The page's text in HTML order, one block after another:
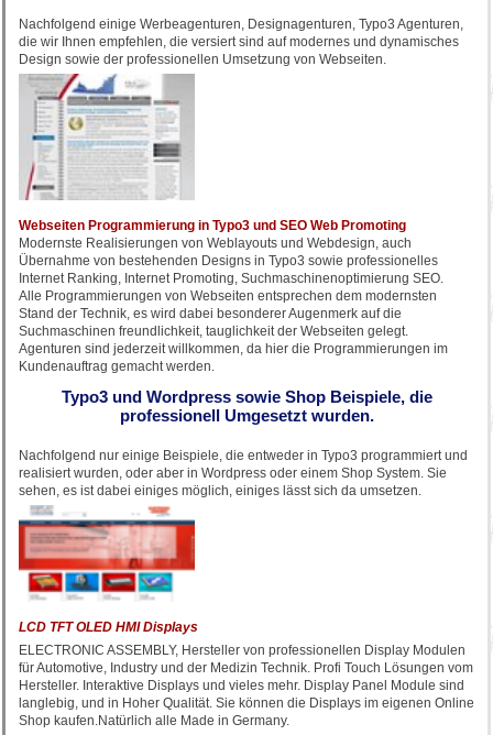
Nachfolgend einige Werbeagenturen, Designagenturen, Typo3 Agenturen,
die wir Ihnen empfehlen, die versiert sind auf modernes und dynamisches
Design sowie der professionellen Umsetzung von Webseiten.
Webseiten Programmierung in Typo3 und SEO Web Promoting
Modernste Realisierungen von Weblayouts und Webdesign, auch
Übernahme von bestehenden Designs in Typo3 sowie professionelles
Internet Ranking, Internet Promoting, Suchmaschinenoptimierung SEO.
Alle Programmierungen von Webseiten entsprechen dem modernsten
Stand der Technik, es wird dabei besonderer Augenmerk auf die
Suchmaschinen freundlichkeit, tauglichkeit der Webseiten gelegt.
Agenturen sind jederzeit willkommen, da hier die Programmierungen im
Kundenauftrag gemacht werden.
Typo3 und Wordpress sowie Shop Beispiele, die
professionell Umgesetzt wurden.
Nachfolgend nur einige Beispiele, die entweder in Typo3 programmiert und
realisiert wurden, oder aber in Wordpress oder einem Shop System. Sie
sehen, es ist dabei einiges möglich, einiges lässt sich da umsetzen.
LCD TFT OLED HMI Displays
ELECTRONIC ASSEMBLY, Hersteller von professionellen Display Modulen
für Automotive, Industry und der Medizin Technik. Profi Touch Lösungen vom
Hersteller. Interaktive Displays und vieles mehr. Display Panel Module sind
langlebig, und in Hoher Qualität. Sie können die Displays im eigenen Online
Shop kaufen.Natürlich alle Made in Germany.